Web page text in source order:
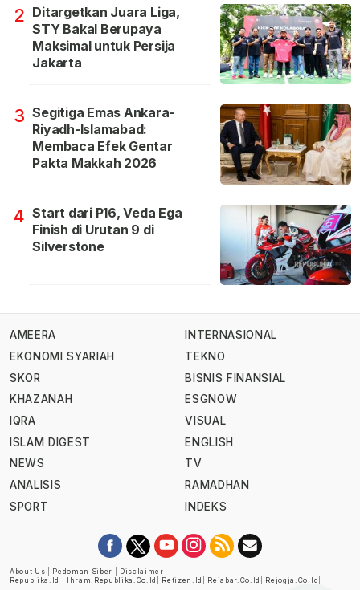
2 Ditargetkan Juara Liga,
STY Bakal Berupaya
Maksimal untuk Persija
Jakarta
3 Segitiga Emas Ankara-
Riyadh-Islamabad:
Membaca Efek Gentar
Pakta Makkah 2026
4 Start dari P16, Veda Ega
Finish di Urutan 9 di
Silverstone
AMEERA
EKONOMI SYARIAH
SKOR
KHAZANAH
IQRA
ISLAM DIGEST
NEWS
ANALISIS
SPORT
INTERNASIONAL
TEKNO
BISNIS FINANSIAL
ESGNOW
VISUAL
ENGLISH
TV
RAMADHAN
INDEKS
About Us Pedoman Siber
Disclaimer
Republika.id
Ihram.republika.co.id Retizen.id Rejabar.co.id Rejogja.co.id